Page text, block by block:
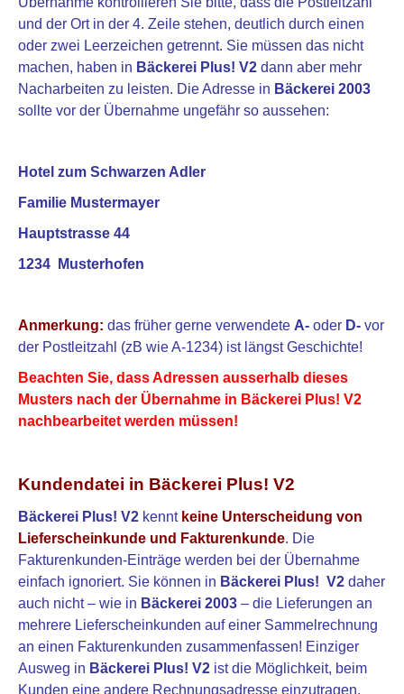
und der Ort in der 4. Zeile stehen, deutlich durch einen
oder zwei Leerzeichen getrennt. Sie müssen das nicht
machen, haben in Bäckerei Plus! V2 dann aber mehr
Nacharbeiten zu leisten. Die Adresse in Bäckerei 2003
sollte vor der Übernahme ungefähr so aussehen:
Hotel zum Schwarzen Adler
Familie Mustermayer
Hauptstrasse 44
1234 Musterhofen
Anmerkung: das früher gerne verwendete A- oder D- vor
der Postleitzahl (zB wie A-1234) ist längst Geschichte!
Beachten Sie, dass Adressen ausserhalb dieses
Musters nach der Übernahme in Bäckerei Plus! V2
nachbearbeitet werden müssen!
Kundendatei in Bäckerei Plus! V2
Bäckerei Plus! V2 kennt keine Unterscheidung von
Lieferscheinkunde und Fakturenkunde. Die
Fakturenkunden-Einträge werden bei der Übernahme
einfach ignoriert. Sie können in Bäckerei Plus! V2 daher
auch nicht – wie in Bäckerei 2003 – die Lieferungen an
mehrere Lieferscheinkunden auf einer Sammelrechnung
an einen Fakturenkunden zusammenfassen! Einziger
Ausweg in Bäckerei Plus! V2 ist die Möglichkeit, beim
Kunden eine andere Rechnungsadresse einzutragen,